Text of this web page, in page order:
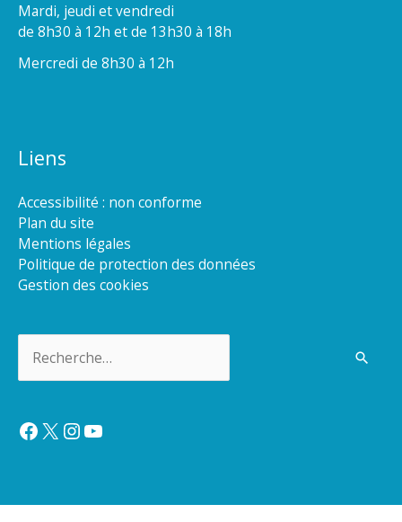
Mardi, jeudi et vendredi
de 8h30 à 12h et de 13h30 à 18h
Mercredi de 8h30 à 12h
Liens
Accessibilité : non conforme
Plan du site
Mentions légales
Politique de protection des données
Gestion des cookies
Facebook
X Instagram
YouTube